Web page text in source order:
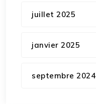
juillet 2025
janvier 2025
septembre 2024